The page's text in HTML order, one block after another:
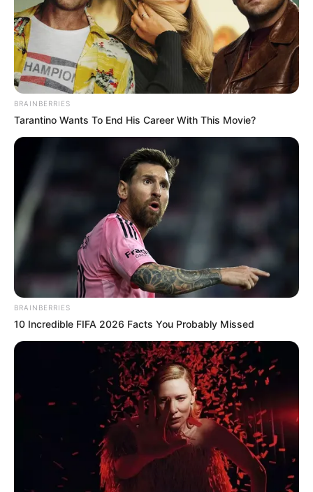
BRAINBERRIES
Tarantino Wants To End His Career With This Movie?
BRAINBERRIES
10 Incredible FIFA 2026 Facts You Probably Missed